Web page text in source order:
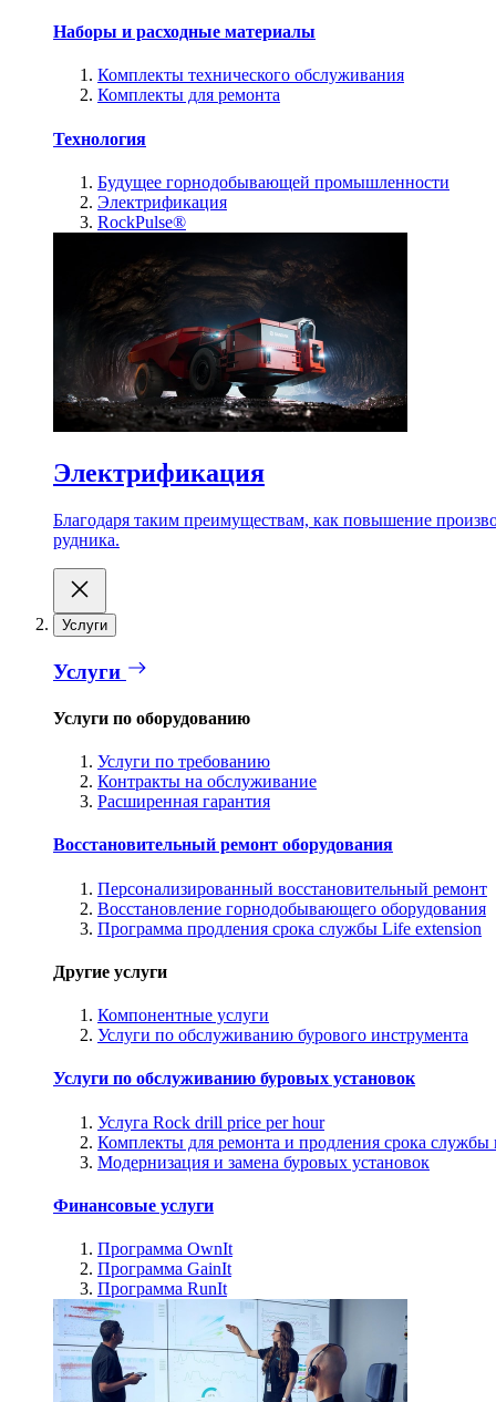
Наборы и расходные материалы
Комплекты технического обслуживания
Комплекты для ремонта
Технология
Будущее горнодобывающей промышленности
Электрификация
RockPulse®
Электрификация
Благодаря таким преимуществам, как повышение
рудника.
Услуги
Услуги
Услуги по оборудованию
Услуги по требованию
Контракты на обслуживание
Расширенная гарантия
Восстановительный ремонт оборудования
Персонализированный восстановительный ремонт
Восстановление горнодобывающего оборудования
Программа продления срока службы Life extension
Другие услуги
Компонентные услуги
Услуги по обслуживанию бурового инструмента
Услуги по обслуживанию буровых установок
Услуга Rock drill price per hour
Комплекты для ремонта и продления срока службы
Модернизация и замена буровых установок
Финансовые услуги
Программа OwnIt
Программа GainIt
Программа RunIt